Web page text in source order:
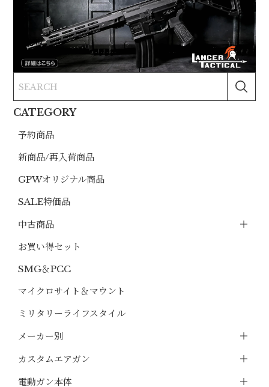
CATEGORY
予約商品
新商品/再入荷商品
GPWオリジナル商品
SALE特価品
中古商品
お買い得セット
SMG＆PCC
マイクロサイト＆マウント
ミリタリーライフスタイル
メーカー別
カスタムエアガン
電動ガン本体